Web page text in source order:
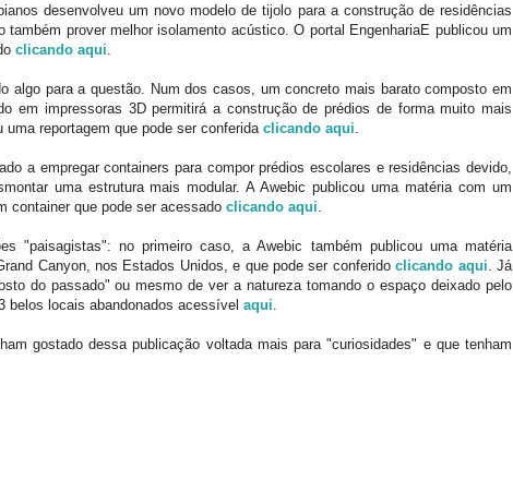
desenvolveu um novo modelo de tijolo para a construção de residências
também prover melhor isolamento acústico. O portal EngenhariaE publicou um
clicando aqui
algo para a questão. Num dos casos, um concreto mais barato composto em
em impressoras 3D permitirá a construção de prédios de forma muito mais
reportagem que pode ser conferida clicando aqui
a empregar containers para compor prédios escolares e residências devido,
uma estrutura mais modular. A Awebic publicou uma matéria com um
container que pode ser acessado clicando aqui
"paisagistas": no primeiro caso, a Awebic também publicou uma matéria
Canyon, nos Estados Unidos, e que pode ser conferidoclicando aqui . Já
do passado" ou mesmo de ver a natureza tomando o espaço deixado pelo
belos locais abandonados acessível aqui
gostado dessa publicação voltada mais para "curiosidades" e que tenham